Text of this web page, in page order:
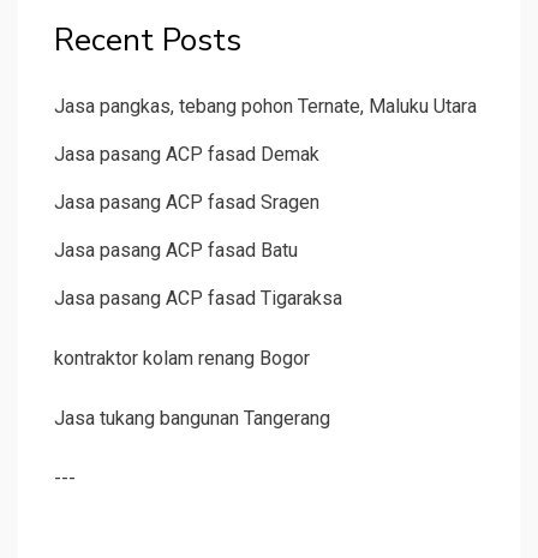
Recent Posts
Jasa pangkas, tebang pohon Ternate, Maluku Utara
Jasa pasang ACP fasad Demak
Jasa pasang ACP fasad Sragen
Jasa pasang ACP fasad Batu
Jasa pasang ACP fasad Tigaraksa
kontraktor kolam renang Bogor
Jasa tukang bangunan Tangerang
---